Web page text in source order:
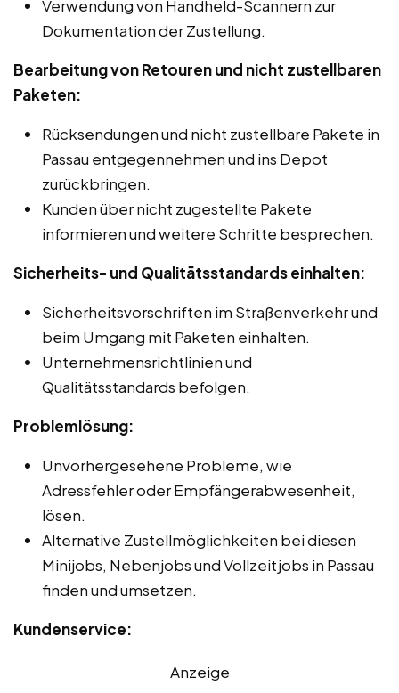
Verwendung von Handheld-Scannern zur
Dokumentation der Zustellung.
Bearbeitung von Retouren und nicht zustellbaren
Paketen:
Rücksendungen und nicht zustellbare Pakete in
Passau entgegennehmen und ins Depot
zurückbringen.
Kunden über nicht zugestellte Pakete
informieren und weitere Schritte besprechen.
Sicherheits- und Qualitätsstandards einhalten:
Sicherheitsvorschriften im Straßenverkehr und
beim Umgang mit Paketen einhalten.
Unternehmensrichtlinien und
Qualitätsstandards befolgen.
Problemlösung:
Unvorhergesehene Probleme, wie
Adressfehler oder Empfängerabwesenheit,
lösen.
Alternative Zustellmöglichkeiten bei diesen
Minijobs, Nebenjobs und Vollzeitjobs in Passau
finden und umsetzen.
Kundenservice:
Anzeige